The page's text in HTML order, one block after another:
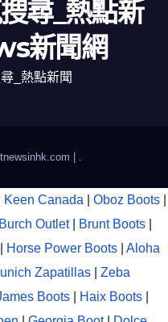
尋_熱點新
新聞網
_熱點新聞
|
Keen Canada Oboz Boots
Outlet Brunt Boots
Horse Power Boots
Aloha
Zapatillas
Zeba
Boots Haix Boots